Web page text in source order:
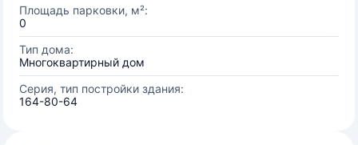
Площадь парковки, м²:
0
Тип дома:
Многоквартирный дом
Серия, тип постройки здания:
164-80-64